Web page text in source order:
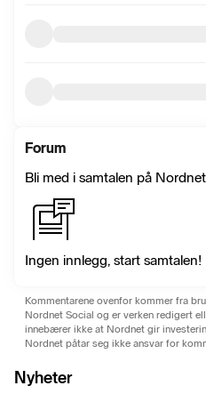
Forum
Bli med i samtalen på
Ingen innlegg, start samtalen!
Kommentarene ovenfor kommer fra
Nordnet Social og er verken redigert
innebærer ikke at Nordnet gir
Nordnet påtar seg ikke ansvar for
Nyheter